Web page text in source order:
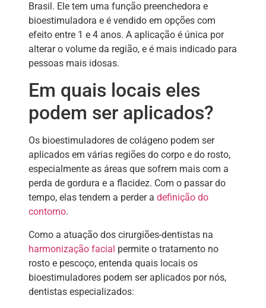
Brasil. Ele tem uma função preenchedora e
bioestimuladora e é vendido em opções com
efeito entre 1 e 4 anos. A aplicação é única por
alterar o volume da região, e é mais indicado para
pessoas mais idosas.
Em quais locais eles
podem ser aplicados?
Os bioestimuladores de colágeno podem ser
aplicados em várias regiões do corpo e do rosto,
especialmente as áreas que sofrem mais com a
perda de gordura e a flacidez. Com o passar do
tempo, elas tendem a perder a definição do
contorno.
Como a atuação dos cirurgiões-dentistas na
harmonização facial permite o tratamento no
rosto e pescoço, entenda quais locais os
bioestimuladores podem ser aplicados por nós,
dentistas especializados: